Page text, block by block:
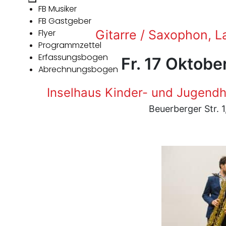
FB Musiker
FB Gastgeber
Flyer
Programmzettel
Erfassungsbogen
Abrechnungsbogen
Gitarre / Saxophon,
Fr. 17
Inselhaus Kinder- und
Beuerberger Str.